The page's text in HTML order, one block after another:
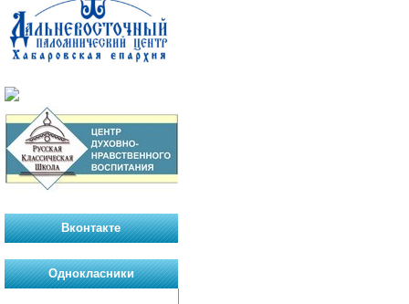
Вконтакте
Однокласники